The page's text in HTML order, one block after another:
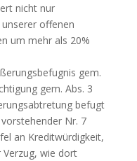
nicht nur
offenen
um mehr als 20%
gem.
gem. Abs. 3
befugt
Nr. 7
an Kreditwürdigkeit,
Verzug, wie dort